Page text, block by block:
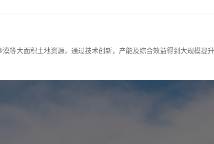
等大面积土地资源，通过技术创新，产能及综合效益得到大规模提